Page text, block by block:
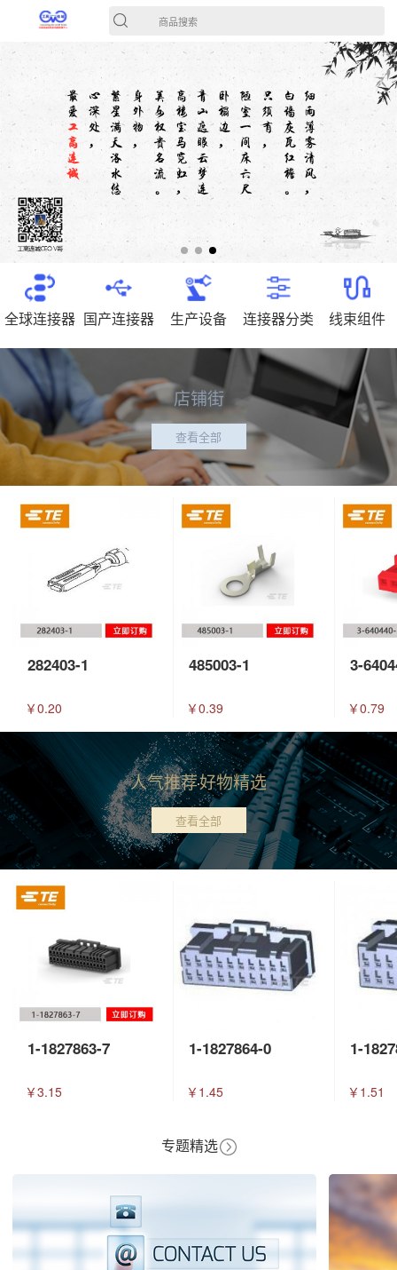
商品搜索
全球连接器 国产连接器 生产设备 连接器分类 线束组件
店铺街
查看全部
282403-1
￥0.20
485003-1
￥0.39
3-
￥0.79
人气推荐好物精选
查看全部
1-1827863-7
￥3.15
1-1827864-0
￥1.45
1-
￥1.51
专题精选